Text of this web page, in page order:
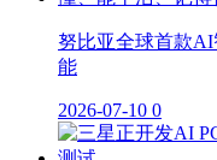
努比亚全球首款AI
能
2026-07-10 0